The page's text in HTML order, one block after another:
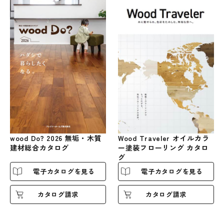
wood Do? 2026 無垢・木質
建材総合カタログ
電子カタログを見る
カタログ請求
Wood Traveler オイルカラ
ー塗装フローリング カタロ
グ
電子カタログを見る
カタログ請求